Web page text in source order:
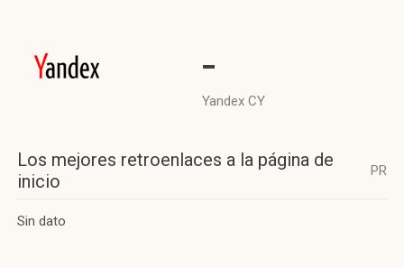
-
Yandex CY
Los mejores retroenlaces a la página de
inicio
PR
Sin dato